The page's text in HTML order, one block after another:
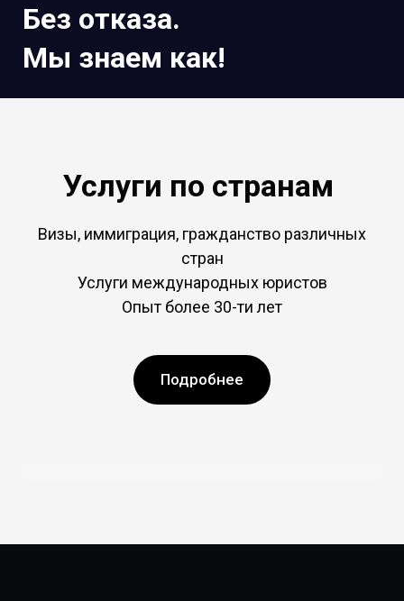
Без отказа.
Мы знаем как!
Услуги по странам
Визы, иммиграция, гражданство различных
стран
Услуги международных юристов
Опыт более 30-ти лет
Подробнее